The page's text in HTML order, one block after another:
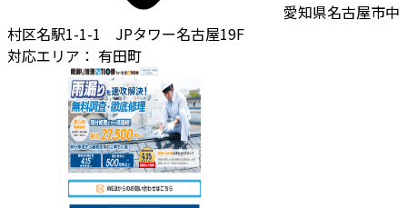
愛知県名古屋市中
村区名駅1-1-1 JPタワー名古屋19F
対応エリア： 有田町